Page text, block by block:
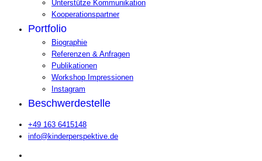
Unterstütze Kommunikation
Kooperationspartner
Portfolio
Biographie
Referenzen & Anfragen
Publikationen
Workshop Impressionen
Instagram
Beschwerdestelle
+49 163 6415148
info@kinderperspektive.de